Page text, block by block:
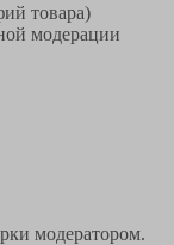
товара)
модерации
модератором.